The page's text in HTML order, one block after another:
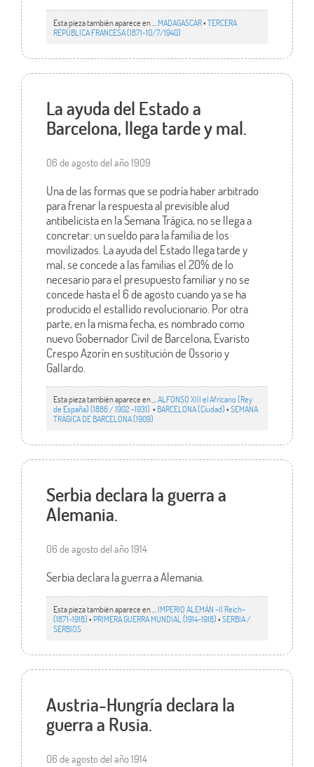
Esta pieza también aparece en ... MADAGASCAR•TERCERA
REPÚBLICA FRANCESA (1871-10/7/1940)
La ayuda del Estado a
Barcelona, llega tarde y mal.
06 de agosto del año 1909
Una de las formas que se podría haber arbitrado
para frenar la respuesta al previsible alud
antibelicista en la Semana Trágica, no se llega a
concretar: un sueldo para la familia de los
movilizados. La ayuda del Estado llega tarde y
mal, se concede a las familias el 20% de lo
necesario para el presupuesto familiar y no se
concede hasta el 6 de agosto cuando ya se ha
producido el estallido revolucionario. Por otra
parte, en la misma fecha, es nombrado como
nuevo Gobernador Civil de Barcelona, Evaristo
Crespo Azorín en sustitución de Ossorio y
Gallardo.
Esta pieza también aparece en ... ALFONSO XIII el Africano (Rey
de España) (1886 / 1902 -1931) • BARCELONA (Ciudad)•SEMANA
TRÁGICA DE BARCELONA (1909)
Serbia declara la guerra a
Alemania.
06 de agosto del año 1914
Serbia declara la guerra a Alemania.
Esta pieza también aparece en ... IMPERIO ALEMÁN -II Reich-
(1871-1918)• PRIMERA GUERRA MUNDIAL (1914-1918)•SERBIA /
SERBIOS
Austria-Hungría declara la
guerra a Rusia.
06 de agosto del año 1914